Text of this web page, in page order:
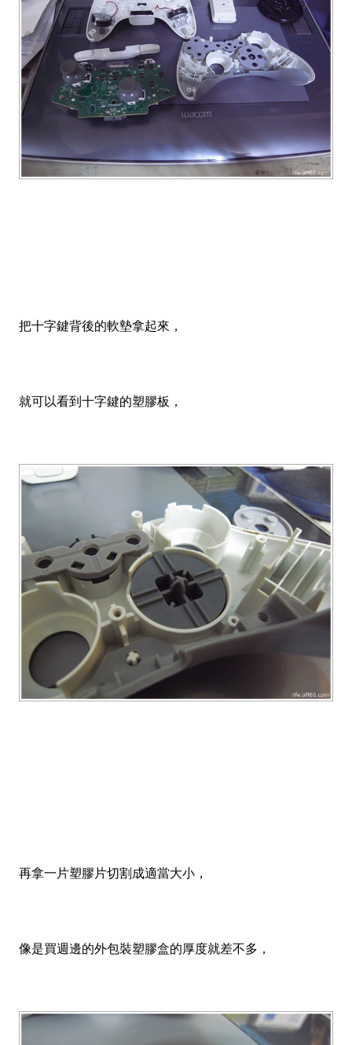
把十字鍵背後的軟墊拿起來，
就可以看到十字鍵的塑膠板，
再拿一片塑膠片切割成適當大小，
像是買週邊的外包裝塑膠盒的厚度就差不多，